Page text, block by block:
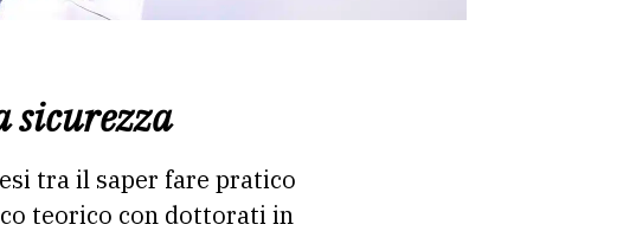
sicurezza
tra il saper fare pratico
teorico con dottorati in